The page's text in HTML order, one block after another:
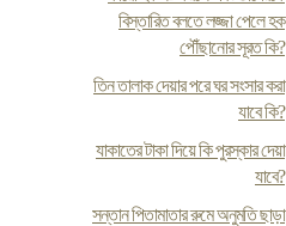
বিস্তারিত বলতে লজ্জা পেলে হক
পৌঁছানোর সূরত কি?
তিন তালাক দেয়ার পরে ঘর সংসার করা
যাবে কি?
যাকাতের টাকা দিয়ে কি পুরস্কার দেয়া
যাবে?
সন্তান পিতামাতার রুমে অনুমতি ছাড়া